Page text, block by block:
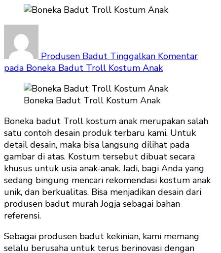
Produsen Badut Tinggalkan Komentar
pada Boneka Badut Troll Kostum Anak
Boneka Badut Troll Kostum Anak
Boneka badut Troll kostum anak merupakan salah
satu contoh desain produk terbaru kami. Untuk
detail desain, maka bisa langsung dilihat pada
gambar di atas. Kostum tersebut dibuat secara
khusus untuk usia anak-anak. Jadi, bagi Anda yang
sedang bingung mencari rekomendasi kostum anak
unik, dan berkualitas. Bisa menjadikan desain dari
produsen badut murah Jogja sebagai bahan
referensi.
Sebagai produsen badut kekinian, kami memang
selalu berusaha untuk terus berinovasi dengan